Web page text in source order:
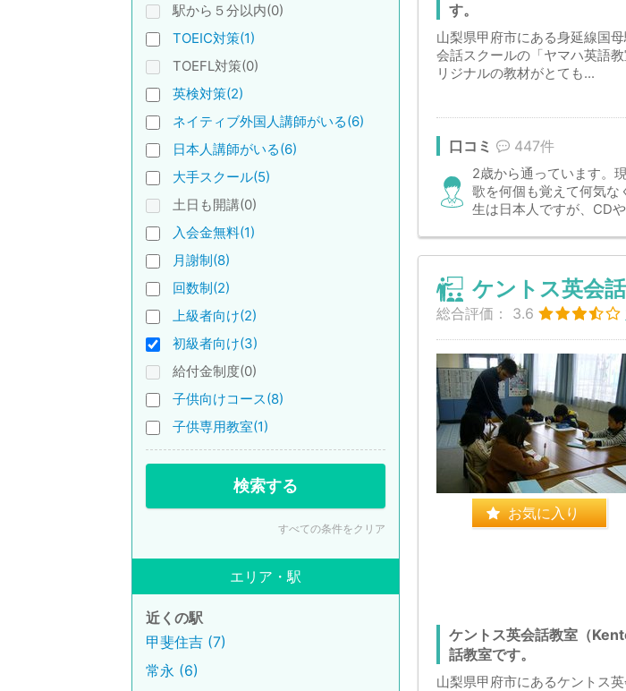
駅から５分以内(0)
TOEIC対策(1)
TOEFL対策(0)
英検対策(2)
ネイティブ外国人講師がいる(6)
日本人講師がいる(6)
大手スクール(5)
土日も開講(0)
入会金無料(1)
月謝制(8)
回数制(2)
上級者向け(2)
初級者向け(3)
給付金制度(0)
子供向けコース(8)
子供専用教室(1)
検索する
すべての条件をクリア
エリア・駅
近くの駅
甲斐住吉 (7)
常永 (6)
す。
山梨県甲府市にある身延線国
会話スクールの「ヤマハ英語
リジナルの教材がとても...
口コミ 447件
2歳から通っています。
歌を何個も覚えて何気な
生は日本人ですが、CD
ケントス英会
総合評価： 3.6
お気に入り
ケントス英会話教室（
話教室です。
山梨県甲府市にあるケントス